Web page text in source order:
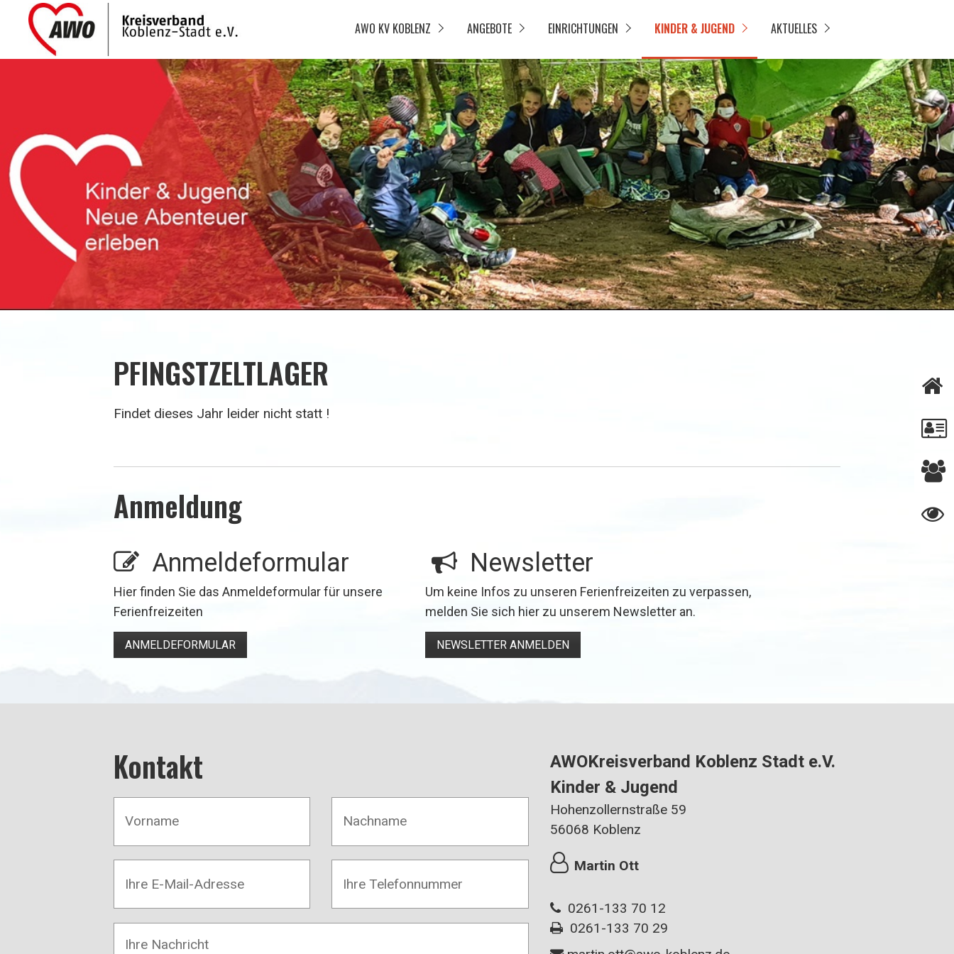
AWO KV KOBLENZ ANGEBOTE EINRICHTUNGEN KINDER & JUGEND AKTUELLES
PFINGSTZELTLAGER
Findet dieses Jahr leider nicht statt !
Anmeldung
Anmeldeformular
Hier finden Sie das Anmeldeformular für unsere
Ferienfreizeiten
ANMELDEFORMULAR
⁣ Newsletter
Um keine Infos zu unseren Ferienfreizeiten zu verpassen,
melden Sie sich hier zu unserem Newsletter an.
NEWSLETTER ANMELDEN
Kontakt
AWOKreisverband Koblenz Stadt e.V.
Kinder & Jugend
Hohenzollernstraße 59
56068 Koblenz
Martin Ott
0261-133 70 12
0261-133 70 29